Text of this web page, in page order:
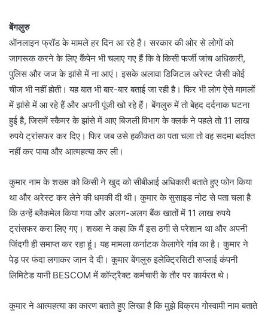
बेंगलुरु
ऑनलाइन फ्रॉड के मामले हर दिन आ रहे हैं। सरकार की ओर से लोगों को
जागरूक करने के लिए कैंपेन भी चलाए गए हैं कि वे किसी फर्जी जांच अधिकारी,
पुलिस और जज के झांसे में ना आएं। इसके अलावा डिजिटल अरेस्ट जैसी कोई
चीज भी नहीं होती। यह बात भी बार-बार बताई जा रही है। फिर भी लोग ऐसे मामलों
में झांसे में आ रहे हैं और अपनी पूंजी खो रहे हैं। बेंगलुरु में तो बेहद दर्दनाक घटना
हुई है, जिसमें स्कैमर के झांसे में आए बिजली विभाग के क्लर्क ने पहले तो 11 लाख
रुपये ट्रांसफर कर दिए। फिर जब उसे हकीकत का पता चला तो वह सदमा बर्दाश्त
नहीं कर पाया और आत्महत्या कर ली।
कुमार नाम के शख्स को किसी ने खुद को सीबीआई अधिकारी बताते हुए फोन किया
था और अरेस्ट कर लेने की धमकी दी थी। कुमार के सुसाइड नोट से पता चला है
कि उन्हें ब्लैकमेल किया गया और अलग-अलग बैंक खातों में 11 लाख रुपये
ट्रांसफर करा लिए गए। शख्स ने कहा कि मैं इस ठगी से परेशान था और अपनी
जिंदगी ही समाप्त कर रहा हूं। यह मामला कर्नाटक केलागेरे गांव का है। कुमार ने
पेड़ पर फंदा लगाकर जान दे दी। कुमार बेंगलुरु इलेक्ट्रिसिटी सप्लाई कंपनी
लिमिटेड यानी BESCOM में कॉन्ट्रैक्ट कर्मचारी के तौर पर कार्यरत थे।
कुमार ने आत्महत्या का कारण बताते हुए लिखा है कि मुझे विक्रम गोस्वामी नाम बताते